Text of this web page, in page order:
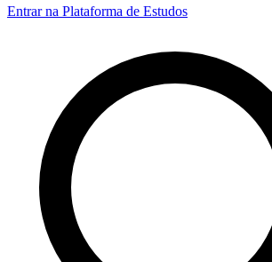
Entrar na Plataforma de Estudos